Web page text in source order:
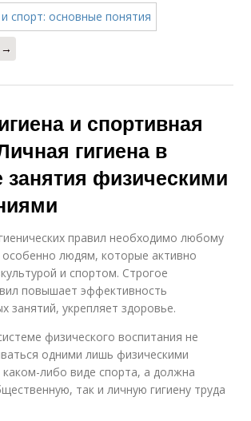
→
и спортивная
гигиена в
занятия физическими
правил необходимо любому
особенно людям, которые активно
и спортом. Строгое
повышает эффективность
занятий, укрепляет здоровье.
физического воспитания не
одними лишь физическими
либо виде спорта, а должна
так и личную гигиену труда